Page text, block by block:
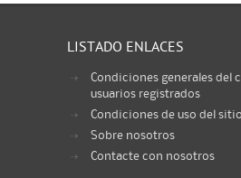
LISTADO ENLACES
Condiciones generales del
usuarios registrados
Condiciones de uso del
Sobre nosotros
Contacte con nosotros